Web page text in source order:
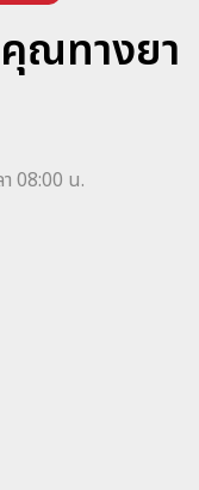
ณทางยา
08:00 น.